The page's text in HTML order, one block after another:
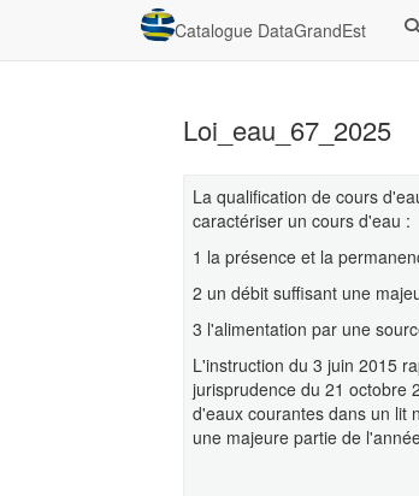
Catalogue DataGrandEst
Loi_eau_67_2025
La qualification de cours
caractériser un cours d'eau :
1 la présence et la
2 un débit suffisant une
3 l'alimentation par une
L'instruction du 3 juin 2015
jurisprudence du 21 octobre
d'eaux courantes dans un lit
une majeure partie de